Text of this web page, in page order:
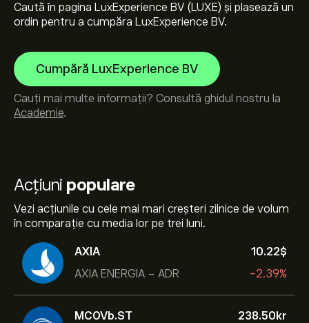
Acțiuni populare
Vezi acțiunile cu cele mai mari creșteri zilnice de volum
în comparație cu media lor pe trei luni.
AXIA
AXIA ENERGIA - ADR
10.22‎$‎
-2.39%
MCOVb.ST
238.50‎kr‎
Caută în pagina LuxExperience BV (LUXE) și plasează un
ordin pentru a cumpăra LuxExperience BV.
Cumpără LuxExperience BV
Cauți mai multe informații? Consultă ghidul nostru la
Academie.